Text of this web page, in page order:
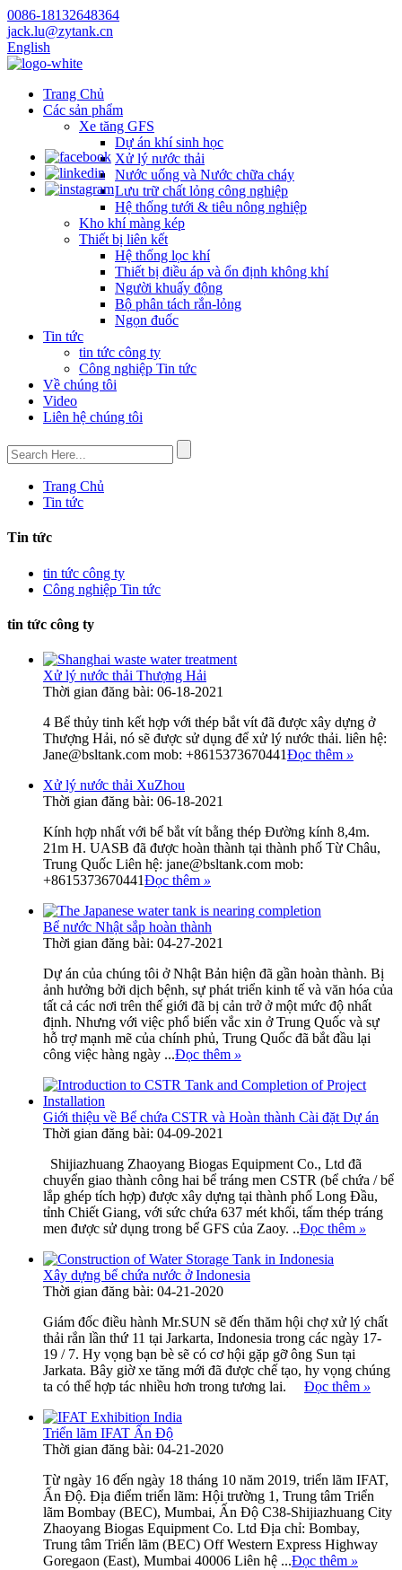
0086-18132648364
jack.lu@zytank.cn
English
Trang Chủ
Các sản phẩm
Xe tăng GFS
Dự án khí sinh học
Xử lý nước thải
Nước uống và Nước chữa cháy
Lưu trữ chất lỏng công nghiệp
Hệ thống tưới & tiêu nông nghiệp
Kho khí màng kép
Thiết bị liên kết
Hệ thống lọc khí
Thiết bị điều áp và ổn định không khí
Người khuấy động
Bộ phân tách rắn-lỏng
Ngọn đuốc
Tin tức
tin tức công ty
Công nghiệp Tin tức
Về chúng tôi
Video
Liên hệ chúng tôi
Trang Chủ
Tin tức
Tin tức
tin tức công ty
Công nghiệp Tin tức
tin tức công ty
Xử lý nước thải Thượng Hải
Thời gian đăng bài: 06-18-2021
4 Bể thủy tinh kết hợp với thép bắt vít đã được xây dựng ở
Thượng Hải, nó sẽ được sử dụng để xử lý nước thải. liên hệ:
Jane@bsltank.com mob: +8615373670441Đọc thêm »
Xử lý nước thải XuZhou
Thời gian đăng bài: 06-18-2021
Kính hợp nhất với bể bắt vít bằng thép Đường kính 8,4m.
21m H. UASB đã được hoàn thành tại thành phố Từ Châu,
Trung Quốc Liên hệ: jane@bsltank.com mob:
+8615373670441Đọc thêm »
Bể nước Nhật sắp hoàn thành
Thời gian đăng bài: 04-27-2021
Dự án của chúng tôi ở Nhật Bản hiện đã gần hoàn thành. Bị
ảnh hưởng bởi dịch bệnh, sự phát triển kinh tế và văn hóa của
tất cả các nơi trên thế giới đã bị cản trở ở một mức độ nhất
định. Nhưng với việc phổ biến vắc xin ở Trung Quốc và sự
hỗ trợ mạnh mẽ của chính phủ, Trung Quốc đã bắt đầu lại
công việc hàng ngày ...Đọc thêm »
Giới thiệu về Bể chứa CSTR và Hoàn thành Cài đặt Dự án
Thời gian đăng bài: 04-09-2021
Shijiazhuang Zhaoyang Biogas Equipment Co., Ltd đã
chuyển giao thành công hai bể tráng men CSTR (bể chứa / bể
lắp ghép tích hợp) được xây dựng tại thành phố Long Đầu,
tỉnh Chiết Giang, với sức chứa 637 mét khối, tấm thép tráng
men được sử dụng trong bể GFS của Zaoy. ..Đọc thêm »
Xây dựng bể chứa nước ở Indonesia
Thời gian đăng bài: 04-21-2020
Giám đốc điều hành Mr.SUN sẽ đến thăm hội chợ xử lý chất
thải rắn lần thứ 11 tại Jarkarta, Indonesia trong các ngày 17-
19 / 7. Hy vọng bạn bè sẽ có cơ hội gặp gỡ ông Sun tại
Jarkata. Bây giờ xe tăng mới đã được chế tạo, hy vọng chúng
ta có thể hợp tác nhiều hơn trong tương lai. Đọc thêm »
Triển lãm IFAT Ấn Độ
Thời gian đăng bài: 04-21-2020
Từ ngày 16 đến ngày 18 tháng 10 năm 2019, triển lãm IFAT,
Ấn Độ. Địa điểm triển lãm: Hội trường 1, Trung tâm Triển
lãm Bombay (BEC), Mumbai, Ấn Độ C38-Shijiazhuang City
Zhaoyang Biogas Equipment Co. Ltd Địa chỉ: Bombay,
Trung tâm Triển lãm (BEC) Off Western Express Highway
Goregaon (East), Mumbai 40006 Liên hệ ...Đọc thêm »